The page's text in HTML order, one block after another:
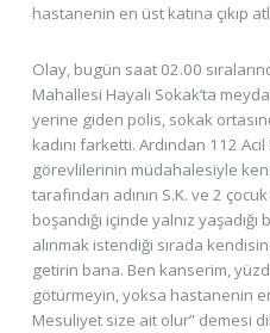
hastanenin en üst katına çıkıp
Olay, bugün saat 02.00
Mahallesi Hayali Sokak’ta
yerine giden polis, sokak
kadını farketti. Ardından 112
görevlilerinin müdahalesiyle
tarafından adının S.K. ve 2
boşandığı içinde yalnız
alınmak istendiği sırada
getirin bana. Ben kanserim,
götürmeyin, yoksa hastanenin en
Mesuliyet size ait olur” demesi